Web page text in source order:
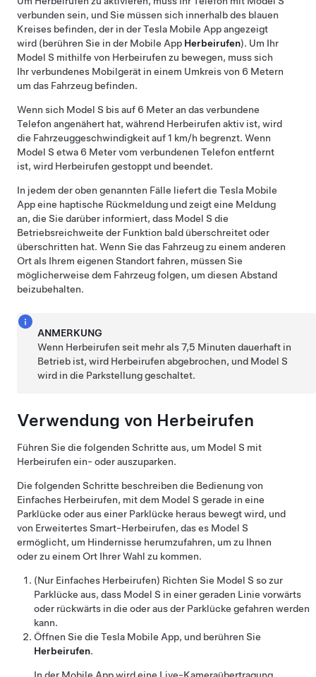
verbunden sein, und Sie müssen sich innerhalb des blauen
Kreises befinden, der in der Tesla Mobile App angezeigt
wird (berühren Sie in der Mobile App Herbeirufen). Um Ihr
Model S mithilfe von Herbeirufen zu bewegen, muss sich
Ihr verbundenes Mobilgerät in einem Umkreis von 6 Metern
um das Fahrzeug befinden.
Wenn sich Model S bis auf 6 Meter an das verbundene
Telefon angenähert hat, während Herbeirufen aktiv ist, wird
die Fahrzeuggeschwindigkeit auf 1 km/h begrenzt. Wenn
Model S etwa 6 Meter vom verbundenen Telefon entfernt
ist, wird Herbeirufen gestoppt und beendet.
In jedem der oben genannten Fälle liefert die Tesla Mobile
App eine haptische Rückmeldung und zeigt eine Meldung
an, die Sie darüber informiert, dass Model S die
Betriebsreichweite der Funktion bald überschreitet oder
überschritten hat. Wenn Sie das Fahrzeug zu einem anderen
Ort als Ihrem eigenen Standort fahren, müssen Sie
möglicherweise dem Fahrzeug folgen, um diesen Abstand
beizubehalten.
ANMERKUNG
Wenn Herbeirufen seit mehr als 7,5 Minuten dauerhaft in
Betrieb ist, wird Herbeirufen abgebrochen, und Model S
wird in die Parkstellung geschaltet.
Verwendung von Herbeirufen
Führen Sie die folgenden Schritte aus, um Model S mit
Herbeirufen ein- oder auszuparken.
Die folgenden Schritte beschreiben die Bedienung von
Einfaches Herbeirufen, mit dem Model S gerade in eine
Parklücke oder aus einer Parklücke heraus bewegt wird, und
von Erweitertes Smart-Herbeirufen, das es Model S
ermöglicht, um Hindernisse herumzufahren, um zu Ihnen
oder zu einem Ort Ihrer Wahl zu kommen.
(Nur Einfaches Herbeirufen) Richten Sie Model S so zur
Parklücke aus, dass Model S in einer geraden Linie vorwärts
oder rückwärts in die oder aus der Parklücke gefahren werden
kann.
Öffnen Sie die Tesla Mobile App, und berühren Sie
Herbeirufen.